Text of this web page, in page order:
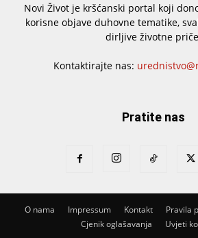
Novi Život je kršćanski portal koji
korisne objave duhovne tematike,
dirljive životne
Kontaktirajte nas:
Pratite nas
O nama Impressum Kontakt
Pravila
Cjenik oglašavanja
Uvjeti